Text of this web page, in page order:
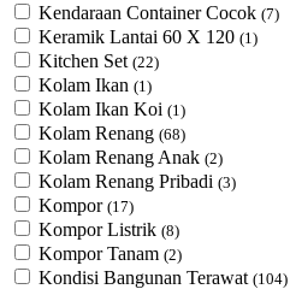
Kendaraan Container Cocok (7)
Keramik Lantai 60 X 120 (1)
Kitchen Set (22)
Kolam Ikan (1)
Kolam Ikan Koi (1)
Kolam Renang (68)
Kolam Renang Anak (2)
Kolam Renang Pribadi (3)
Kompor (17)
Kompor Listrik (8)
Kompor Tanam (2)
Kondisi Bangunan Terawat (104)